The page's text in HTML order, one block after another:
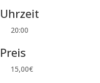
Uhrzeit
20:00
Preis
15,00€